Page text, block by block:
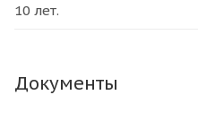
10 лет.
Документы